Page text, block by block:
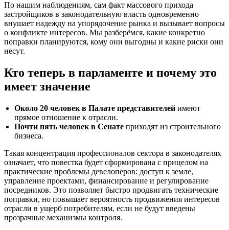
По нашим наблюдениям, сам факт массового прихода
застройщиков в законодательную власть одновременно
внушает надежду на упорядочение рынка и вызывает вопросы
о конфликте интересов. Мы разберёмся, какие конкретно
поправки планируются, кому они выгодны и какие риски они
несут.
Кто теперь в парламенте и почему это
имеет значение
Около 20 человек в Палате представителей имеют
прямое отношение к отрасли.
Почти пять человек в Сенате приходят из строительного
бизнеса.
Такая концентрация профессионалов сектора в законодателях
означает, что повестка будет сформирована с прицелом на
практические проблемы девелоперов: доступ к земле,
управление проектами, финансирование и регулирование
посредников. Это позволяет быстро продвигать технические
поправки, но повышает вероятность продвижения интересов
отрасли в ущерб потребителям, если не будут введены
прозрачные механизмы контроля.